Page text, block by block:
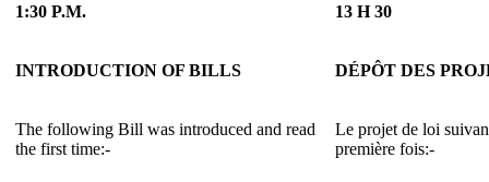
1:30 P.M. 13 H 30
INTRODUCTION OF BILLS DÉPÔT DES
The following Bill was introduced and read
the first time:-
Le projet de loi
première fois:-